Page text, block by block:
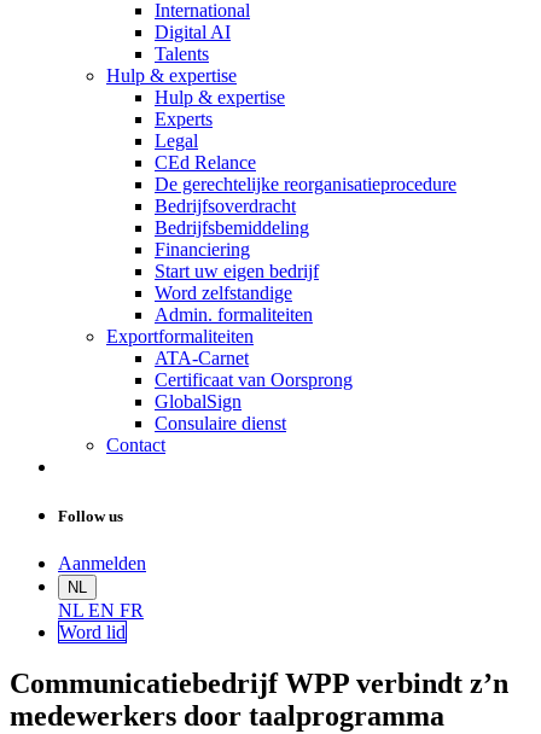
International
Digital AI
Talents
Hulp & expertise
Hulp & expertise
Experts
Legal
CEd Relance
De gerechtelijke reorganisatieprocedure
Bedrijfsoverdracht
Bedrijfsbemiddeling
Financiering
Start uw eigen bedrijf
Word zelfstandige
Admin. formaliteiten
Exportformaliteiten
ATA-Carnet
Certificaat van Oorsprong
GlobalSign
Consulaire dienst
Contact
Follow us
Aanmelden
NL
NL EN FR
Word lid
Communicatiebedrijf WPP verbindt z’n
medewerkers door taalprogramma